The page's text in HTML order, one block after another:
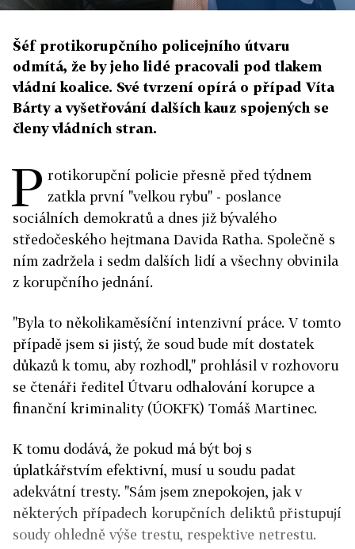
Šéf protikorupčního policejního útvaru
odmítá, že by jeho lidé pracovali pod tlakem
vládní koalice. Své tvrzení opírá o případ Víta
Bárty a vyšetřování dalších kauz spojených se
členy vládních stran.
P rotikorupční policie přesně před týdnem
zatkla první "velkou rybu" - poslance
sociálních demokratů a dnes již bývalého
středočeského hejtmana Davida Ratha. Společně s
ním zadržela i sedm dalších lidí a všechny obvinila
z korupčního jednání.
"Byla to několikaměsíční intenzivní práce. V tomto
případě jsem si jistý, že soud bude mít dostatek
důkazů k tomu, aby rozhodl," prohlásil v rozhovoru
se čtenáři ředitel Útvaru odhalování korupce a
finanční kriminality (ÚOKFK) Tomáš Martinec.
K tomu dodává, že pokud má být boj s
úplatkářstvím efektivní, musí u soudu padat
adekvátní tresty. "Sám jsem znepokojen, jak v
některých případech korupčních deliktů přistupují
soudy ohledně výše trestu, respektive netrestu.